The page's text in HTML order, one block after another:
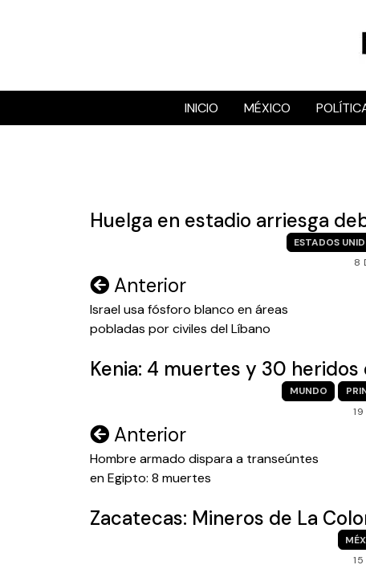
INICIO MÉXICO
Huelga en estadio arriesga
ESTADOS
8
Navegación
de
entradas
Anterior
Israel usa fósforo blanco en áreas
pobladas por civiles del Líbano
Kenia: 4 muertes y 30
MUNDO
Navegación
de
entradas
Anterior
Hombre armado dispara a transeúntes
en Egipto: 8 muertes
Zacatecas: Mineros de La